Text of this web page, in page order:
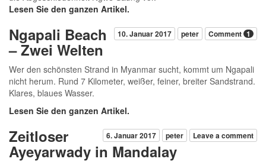
Lesen Sie den ganzen Artikel.
10. Januar 2017 peter Comment 1
Ngapali Beach
– Zwei Welten
Wer den schönsten Strand in Myanmar sucht, kommt um Ngapali
nicht herum. Rund 7 Kilometer, weißer, feiner, breiter Sandstrand.
Klares, blaues Wasser.
Lesen Sie den ganzen Artikel.
6. Januar 2017 peter Leave a comment
Zeitloser
Ayeyarwady in Mandalay